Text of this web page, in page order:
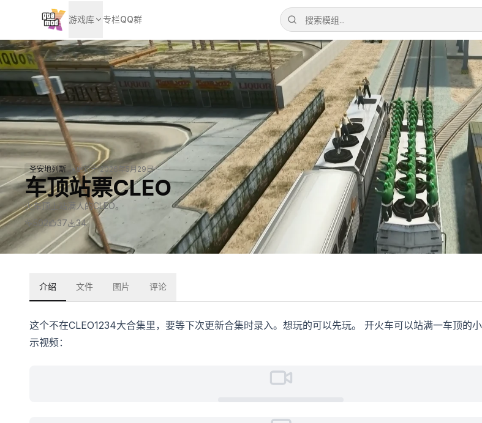
游戏库 专栏QQ群
圣安地列斯 •更新于2026年5月29日
车顶站票CLEO
火车顶上站满人的CLEO。
502
37 34
介绍 文件 图片 评论
这个不在CLEO1234大合集里，要等下次更新合集时录入。想玩的可以先玩。 开火车可以站满一车顶的
示视频：